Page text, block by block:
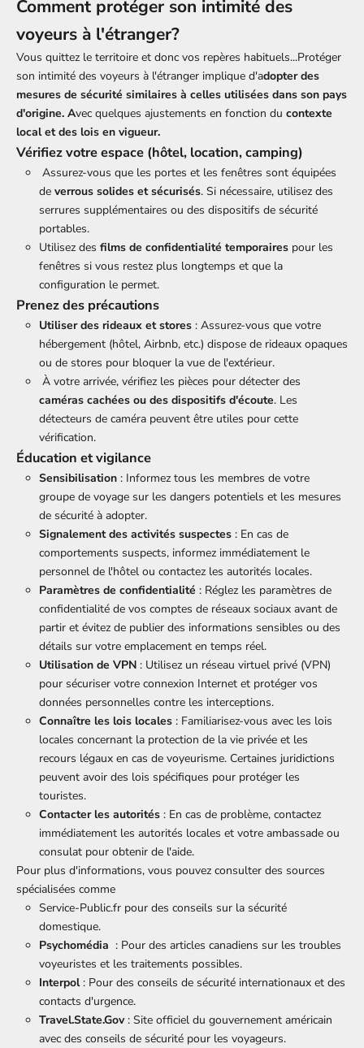
Comment protéger son intimité des
voyeurs à l'étranger?
Vous quittez le territoire et donc vos repères habituels...Protéger
son intimité des voyeurs à l'étranger implique d'adopter des
mesures de sécurité similaires à celles utilisées dans son pays
d'origine. Avec quelques ajustements en fonction du contexte
local et des lois en vigueur.
Vérifiez votre espace (hôtel, location, camping)
Assurez-vous que les portes et les fenêtres sont équipées
de verrous solides et sécurisés. Si nécessaire, utilisez des
serrures supplémentaires ou des dispositifs de sécurité
portables.
Utilisez des films de confidentialité temporaires pour les
fenêtres si vous restez plus longtemps et que la
configuration le permet.
Prenez des précautions
Utiliser des rideaux et stores : Assurez-vous que votre
hébergement (hôtel, Airbnb, etc.) dispose de rideaux opaques
ou de stores pour bloquer la vue de l'extérieur.
À votre arrivée, vérifiez les pièces pour détecter des
caméras cachées ou des dispositifs d'écoute. Les
détecteurs de caméra peuvent être utiles pour cette
vérification.
Éducation et vigilance
Sensibilisation : Informez tous les membres de votre
groupe de voyage sur les dangers potentiels et les mesures
de sécurité à adopter.
Signalement des activités suspectes : En cas de
comportements suspects, informez immédiatement le
personnel de l'hôtel ou contactez les autorités locales.
Paramètres de confidentialité : Réglez les paramètres de
confidentialité de vos comptes de réseaux sociaux avant de
partir et évitez de publier des informations sensibles ou des
détails sur votre emplacement en temps réel.
Utilisation de VPN : Utilisez un réseau virtuel privé (VPN)
pour sécuriser votre connexion Internet et protéger vos
données personnelles contre les interceptions.
Connaître les lois locales : Familiarisez-vous avec les lois
locales concernant la protection de la vie privée et les
recours légaux en cas de voyeurisme. Certaines juridictions
peuvent avoir des lois spécifiques pour protéger les
touristes.
Contacter les autorités : En cas de problème, contactez
immédiatement les autorités locales et votre ambassade ou
consulat pour obtenir de l'aide.
Pour plus d'informations, vous pouvez consulter des sources
spécialisées comme
Service-Public.fr pour des conseils sur la sécurité
domestique.
Psychomédia : Pour des articles canadiens sur les troubles
voyeuristes et les traitements possibles.
Interpol: Pour des conseils de sécurité internationaux et des
contacts d'urgence.
Travel.State.Gov: Site officiel du gouvernement américain
avec des conseils de sécurité pour les voyageurs.